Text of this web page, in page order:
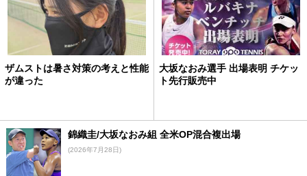
ザムストは暑さ対策の考えと性能
が違った
大坂なおみ選手 出場表明 チケッ
ト先行販売中
錦織圭/大坂なおみ組 全米OP混合複出場
(2026年7月28日)